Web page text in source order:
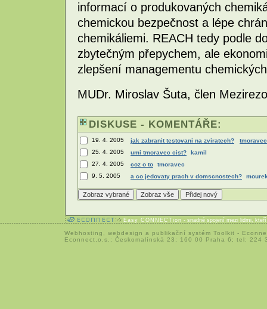
informací o produkovaných
chemickou bezpečnost a lépe
chemikáliemi. REACH tedy podle
zbytečným přepychem, ale
zlepšení managementu
MUDr. Miroslav Šuta, člen
DISKUSE - KOMENTÁŘE:
19. 4. 2005 jak zabranit testovani na zviratech?
tmoravec
25. 4. 2005
umi tmoravec cist?
kamil
27. 4. 2005
coz o to
tmoravec
9. 5. 2005
a co jedovaty prach v domscnostech?
Easy CONNECTion - snadné spojení mezi lidmi,
Webhosting webdesign a publikační systém Toolkit -
Econnect,o.s.; Českomalínská 23; 160 00 Praha 6; tel: 224